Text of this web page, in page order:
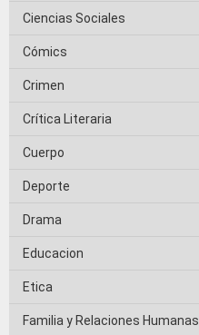
Ciencias Sociales
Cómics
Crimen
Crítica Literaria
Cuerpo
Deporte
Drama
Educacion
Etica
Familia y Relaciones Humanas